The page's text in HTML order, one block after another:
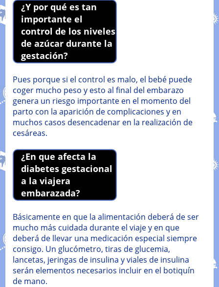
¿Y por qué es tan
importante el
control de los niveles
de azúcar durante la
gestación?
Pues porque si el control es malo, el bebé puede
coger mucho peso y esto al final del embarazo
genera un riesgo importante en el momento del
parto con la aparición de complicaciones y en
muchos casos desencadenar en la realización de
cesáreas.
¿En que afecta la
diabetes gestacional
a la viajera
embarazada?
Básicamente en que la alimentación deberá de ser
mucho más cuidada durante el viaje y en que
deberá de llevar una medicación especial siempre
consigo. Un glucómetro, tiras de glucemia,
lancetas, jeringas de insulina y viales de insulina
serán elementos necesarios incluir en el botiquín
de mano.